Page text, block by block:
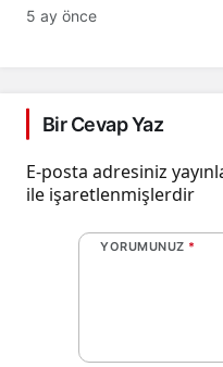
Programları Başlıyor!
5 ay önce
Bir Cevap Yaz
E-posta adresiniz
ile işaretlenmişlerdir
YORUMUNUZ *